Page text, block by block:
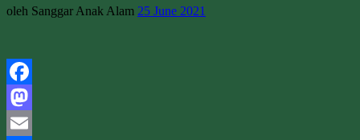
oleh Sanggar Anak Alam 25 June 2021
Facebook
Mastodon